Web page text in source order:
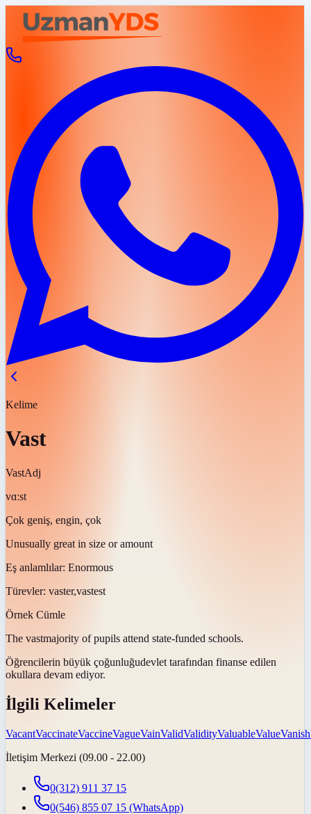
Kelime
Vast
VastAdj
vɑːst
Çok geniş, engin, çok
Unusually great in size or amount
Eş anlamlılar: Enormous
Türevler: vaster,vastest
Örnek Cümle
The vastmajority of pupils attend state-funded schools.
Öğrencilerin büyük çoğunluğudevlet tarafından finanse edilen
okullara devam ediyor.
İlgili Kelimeler
VacantVaccinateVaccineVagueVainValidValidityValuableValueVanish
İletişim Merkezi (09.00 - 22.00)
0(312) 911 37 15
0(546) 855 07 15 (WhatsApp)